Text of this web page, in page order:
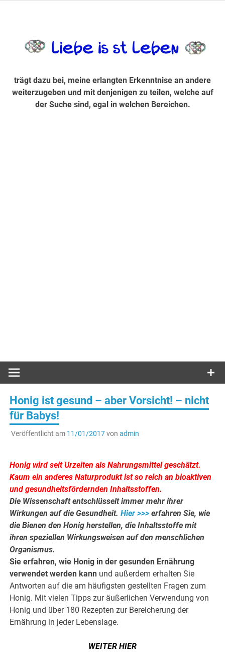
Suche sind, egal in welchen Bereichen.
trägt dazu bei, meine erlangten Erkenntnise an andere
weiterzugeben und mit denjenigen zu teilen, welche auf
der Suche sind, egal in welchen Bereichen.
Honig ist gesund – aber Vorsicht! – nicht
für Babys!
Veröffentlicht am 11/01/2017von admin
Honig wird seit Urzeiten als Nahrungsmittel geschätzt.
Kaum ein anderes Naturprodukt ist so reich an bioaktiven
und gesundheitsfördernden Inhaltsstoffen.
Die Wissenschaft entschlüsselt immer mehr ihrer
Wirkungen auf die Gesundheit.Hier >>>erfahren Sie, wie
die Bienen den Honig herstellen, die Inhaltsstoffe mit
ihren speziellen Wirkungsweisen auf den menschlichen
Organismus.
Sie erfahren, wie Honig in der gesunden Ernährung
verwendet werden kann und außerdem erhalten Sie
Antworten auf die am häufigsten gestellten Fragen zum
Honig. Mit vielen Tipps zur äußerlichen Verwendung von
Honig und über 180 Rezepten zur Bereicherung der
Ernährung in jeder Lebenslage.
WEITER HIER